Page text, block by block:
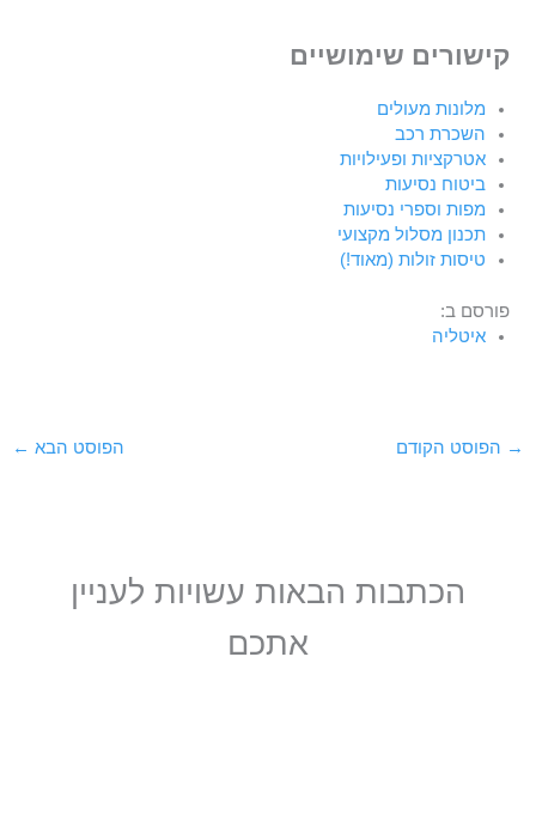
קישורים שימושיים
מלונות מעולים
השכרת רכב
אטרקציות ופעילויות
ביטוח נסיעות
מפות וספרי נסיעות
תכנון מסלול מקצועי
טיסות זולות (מאוד!)
פורסם ב:
איטליה
→ הפוסט הקודם הפוסט הבא ←
הכתבות הבאות עשויות לעניין
אתכם